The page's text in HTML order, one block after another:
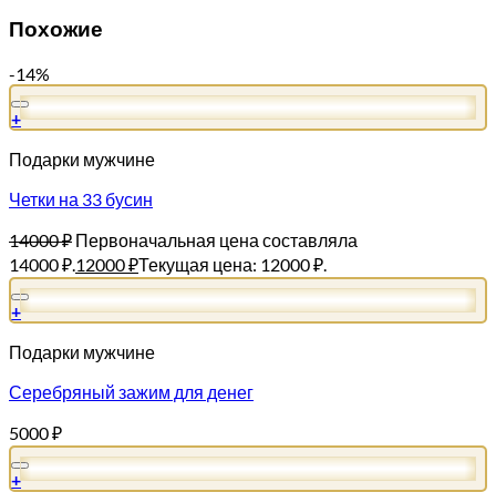
Похожие
-14%
+
Подарки мужчине
Четки на 33 бусин
14000₽ Первоначальная цена составляла
14000 ₽.12000₽Текущая цена: 12000 ₽.
+
Подарки мужчине
Серебряный зажим для денег
5000₽
+